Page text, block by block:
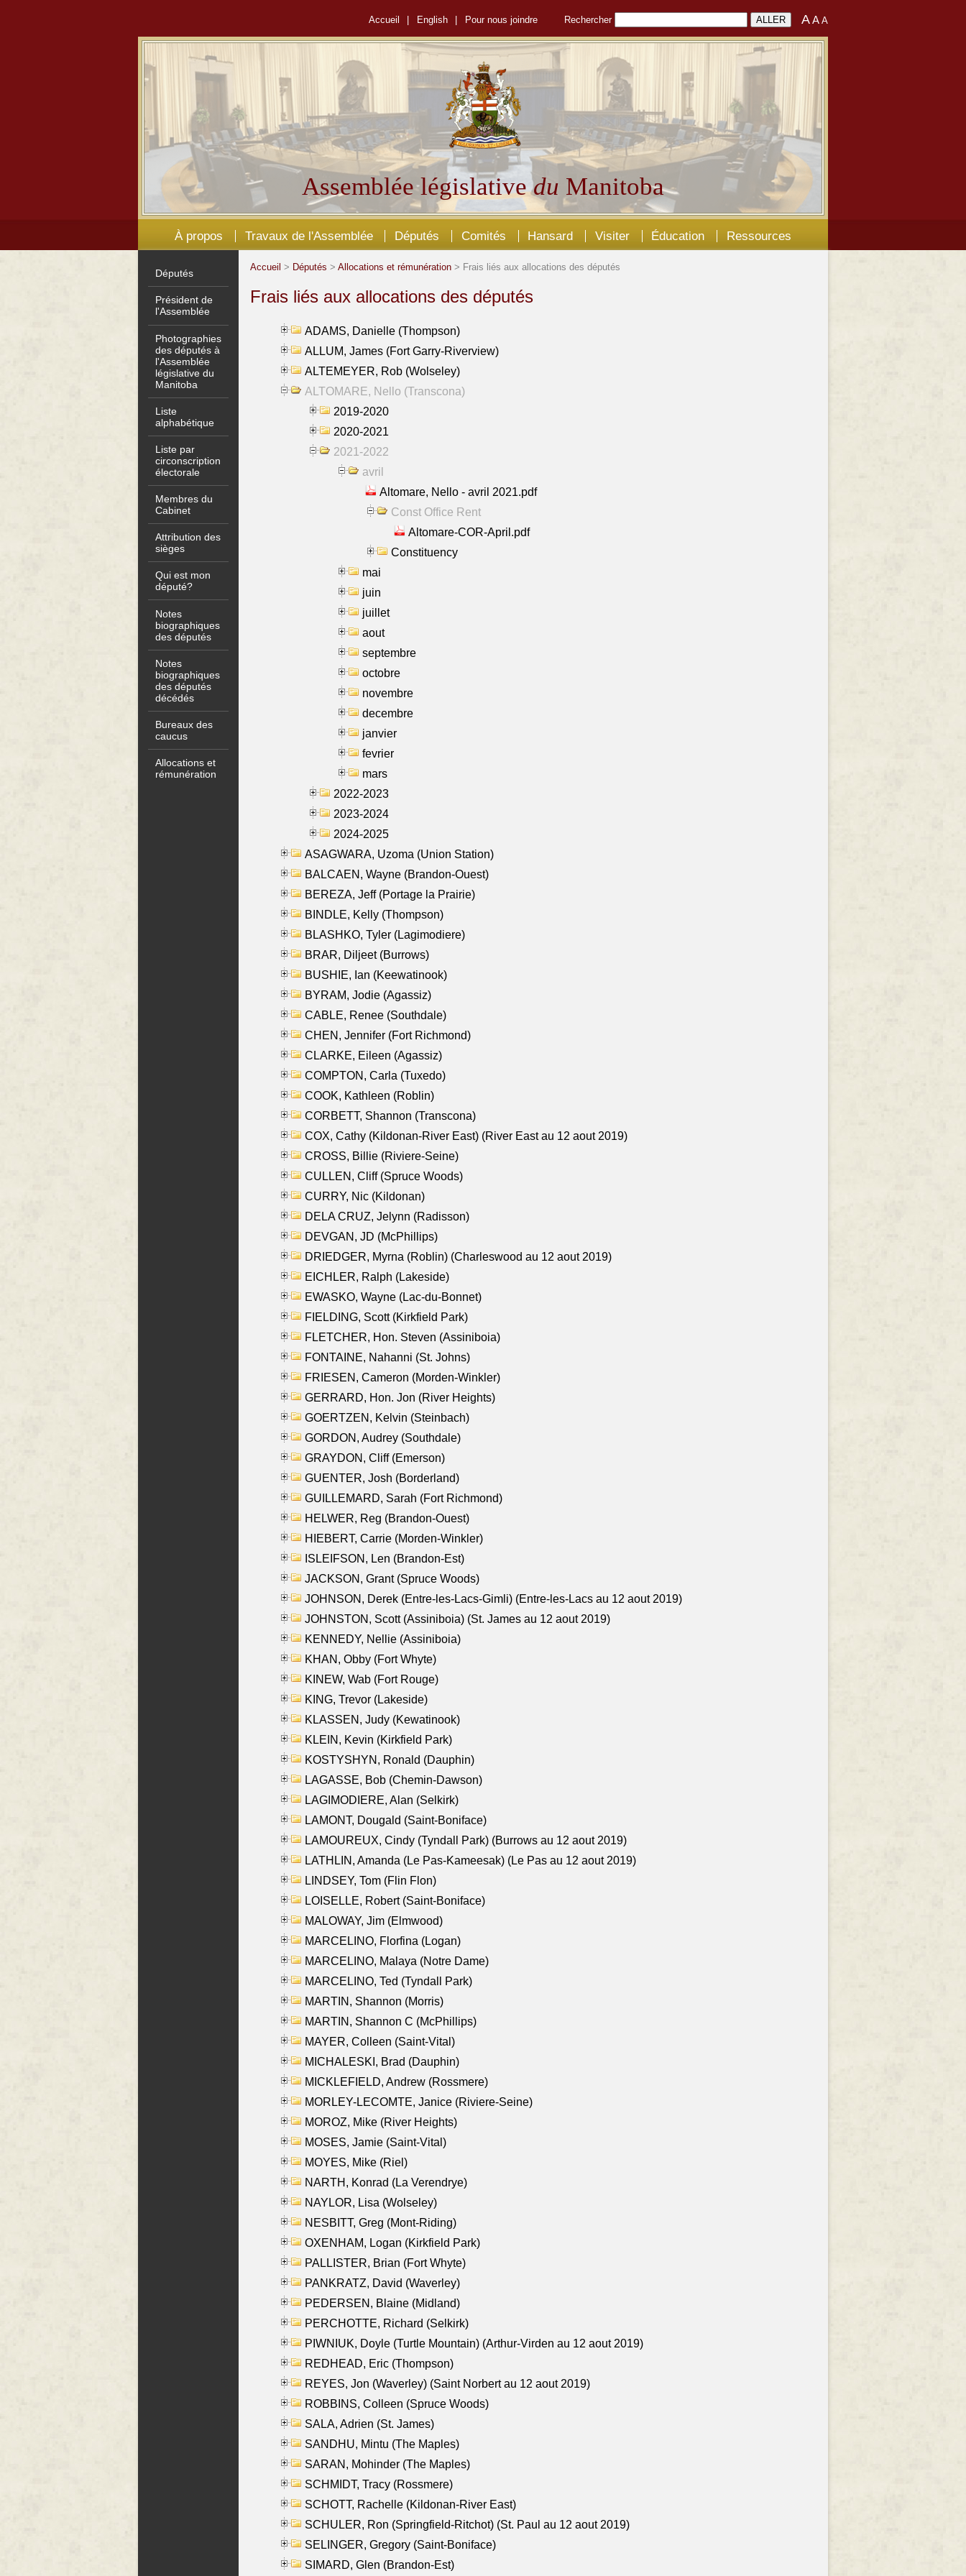
Accueil English Pour nous joindre Rechercher AA A
Assemblée législativedu Manitoba
À propos Travaux de l'Assemblée Députés Comités Hansard Visiter Éducation Ressources
Députés
Président de
l'Assemblée
Photographies
des députés à
l'Assemblée
législative du
Manitoba
Liste
alphabétique
Liste par
circonscription
électorale
Membres du
Cabinet
Attribution des
sièges
Qui est mon
député?
Notes
biographiques
des députés
Notes
biographiques
des députés
décédés
Bureaux des
caucus
Allocations et
rémunération
Accueil > Députés > Allocations et rémunération > Frais liés aux allocations des députés
Frais liés aux allocations des députés
ADAMS, Danielle (Thompson)
ALLUM, James (Fort Garry-Riverview)
ALTEMEYER, Rob (Wolseley)
ALTOMARE, Nello (Transcona)
2019-2020
2020-2021
2021-2022
avril
Altomare, Nello - avril 2021.pdf
Const Office Rent
Altomare-COR-April.pdf
Constituency
mai
juin
juillet
aout
septembre
octobre
novembre
decembre
janvier
fevrier
mars
2022-2023
2023-2024
2024-2025
ASAGWARA, Uzoma (Union Station)
BALCAEN, Wayne (Brandon-Ouest)
BEREZA, Jeff (Portage la Prairie)
BINDLE, Kelly (Thompson)
BLASHKO, Tyler (Lagimodiere)
BRAR, Diljeet (Burrows)
BUSHIE, Ian (Keewatinook)
BYRAM, Jodie (Agassiz)
CABLE, Renee (Southdale)
CHEN, Jennifer (Fort Richmond)
CLARKE, Eileen (Agassiz)
COMPTON, Carla (Tuxedo)
COOK, Kathleen (Roblin)
CORBETT, Shannon (Transcona)
COX, Cathy (Kildonan-River East) (River East au 12 aout 2019)
CROSS, Billie (Riviere-Seine)
CULLEN, Cliff (Spruce Woods)
CURRY, Nic (Kildonan)
DELA CRUZ, Jelynn (Radisson)
DEVGAN, JD (McPhillips)
DRIEDGER, Myrna (Roblin) (Charleswood au 12 aout 2019)
EICHLER, Ralph (Lakeside)
EWASKO, Wayne (Lac-du-Bonnet)
FIELDING, Scott (Kirkfield Park)
FLETCHER, Hon. Steven (Assiniboia)
FONTAINE, Nahanni (St. Johns)
FRIESEN, Cameron (Morden-Winkler)
GERRARD, Hon. Jon (River Heights)
GOERTZEN, Kelvin (Steinbach)
GORDON, Audrey (Southdale)
GRAYDON, Cliff (Emerson)
GUENTER, Josh (Borderland)
GUILLEMARD, Sarah (Fort Richmond)
HELWER, Reg (Brandon-Ouest)
HIEBERT, Carrie (Morden-Winkler)
ISLEIFSON, Len (Brandon-Est)
JACKSON, Grant (Spruce Woods)
JOHNSON, Derek (Entre-les-Lacs-Gimli) (Entre-les-Lacs au 12 aout 2019)
JOHNSTON, Scott (Assiniboia) (St. James au 12 aout 2019)
KENNEDY, Nellie (Assiniboia)
KHAN, Obby (Fort Whyte)
KINEW, Wab (Fort Rouge)
KING, Trevor (Lakeside)
KLASSEN, Judy (Kewatinook)
KLEIN, Kevin (Kirkfield Park)
KOSTYSHYN, Ronald (Dauphin)
LAGASSE, Bob (Chemin-Dawson)
LAGIMODIERE, Alan (Selkirk)
LAMONT, Dougald (Saint-Boniface)
LAMOUREUX, Cindy (Tyndall Park) (Burrows au 12 aout 2019)
LATHLIN, Amanda (Le Pas-Kameesak) (Le Pas au 12 aout 2019)
LINDSEY, Tom (Flin Flon)
LOISELLE, Robert (Saint-Boniface)
MALOWAY, Jim (Elmwood)
MARCELINO, Florfina (Logan)
MARCELINO, Malaya (Notre Dame)
MARCELINO, Ted (Tyndall Park)
MARTIN, Shannon (Morris)
MARTIN, Shannon C (McPhillips)
MAYER, Colleen (Saint-Vital)
MICHALESKI, Brad (Dauphin)
MICKLEFIELD, Andrew (Rossmere)
MORLEY-LECOMTE, Janice (Riviere-Seine)
MOROZ, Mike (River Heights)
MOSES, Jamie (Saint-Vital)
MOYES, Mike (Riel)
NARTH, Konrad (La Verendrye)
NAYLOR, Lisa (Wolseley)
NESBITT, Greg (Mont-Riding)
OXENHAM, Logan (Kirkfield Park)
PALLISTER, Brian (Fort Whyte)
PANKRATZ, David (Waverley)
PEDERSEN, Blaine (Midland)
PERCHOTTE, Richard (Selkirk)
PIWNIUK, Doyle (Turtle Mountain) (Arthur-Virden au 12 aout 2019)
REDHEAD, Eric (Thompson)
REYES, Jon (Waverley) (Saint Norbert au 12 aout 2019)
ROBBINS, Colleen (Spruce Woods)
SALA, Adrien (St. James)
SANDHU, Mintu (The Maples)
SARAN, Mohinder (The Maples)
SCHMIDT, Tracy (Rossmere)
SCHOTT, Rachelle (Kildonan-River East)
SCHULER, Ron (Springfield-Ritchot) (St. Paul au 12 aout 2019)
SELINGER, Gregory (Saint-Boniface)
SIMARD, Glen (Brandon-Est)